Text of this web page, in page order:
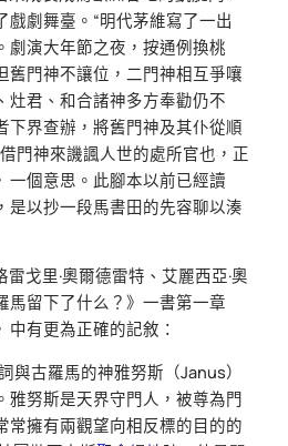
戲劇舞臺。“明代茅維寫了一出
劇演大年節之夜，按通例換桃
舊門神不讓位，二門神相互爭嚷
灶君、和合諸神多方奉勸仍不
下界查辦，將舊門神及其仆從順
門神來譏諷人世的處所官也，正
一個意思。此腳本以前已經讀
是以抄一段馬書田的先容聊以湊
戈里·奧爾德雷特、艾麗西亞·奧
馬留下了什么？》一書第一章
中有更為正確的記敘：
與古羅馬的神雅努斯（Janus）
雅努斯是天界守門人，被尊為門
常擁有兩觀望向相反標的目的的